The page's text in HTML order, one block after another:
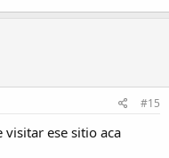
#15
ese sitio aca